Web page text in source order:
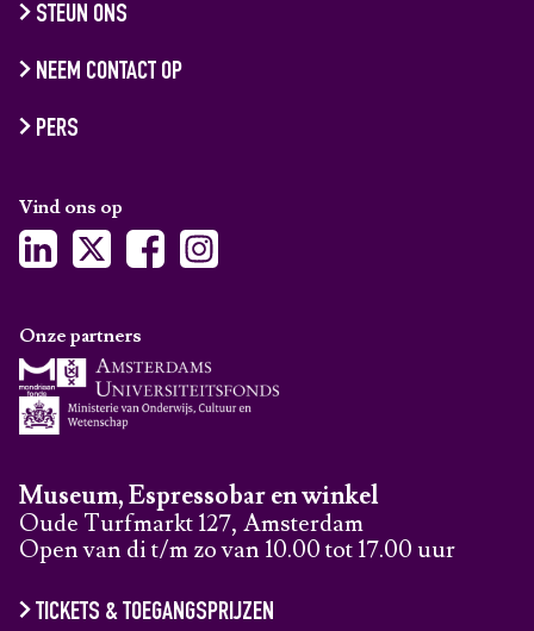
STEUN ONS
NEEM CONTACT OP
PERS
Vind ons op
Museum, Espressobar en winkel
Oude Turfmarkt 127, Amsterdam
Open van di t/m zo van 10.00 tot 17.00 uur
TICKETS & TOEGANGSPRIJZEN
Onze partners